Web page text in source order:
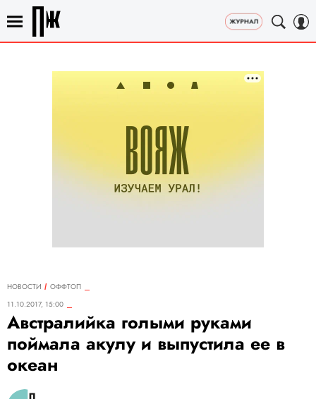
НОВОСТИ
ОФФТОП
11.10.2017, 15:00
Австралийка голыми руками
поймала акулу и выпустила ее в
океан